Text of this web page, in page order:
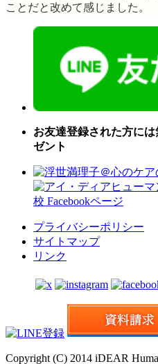
ことだと改めて感じました。
お友達登録された方に
ゼント
プライバシーポリシー
サイトマップ
リンク
Copyright (C) 2014 iDEAR